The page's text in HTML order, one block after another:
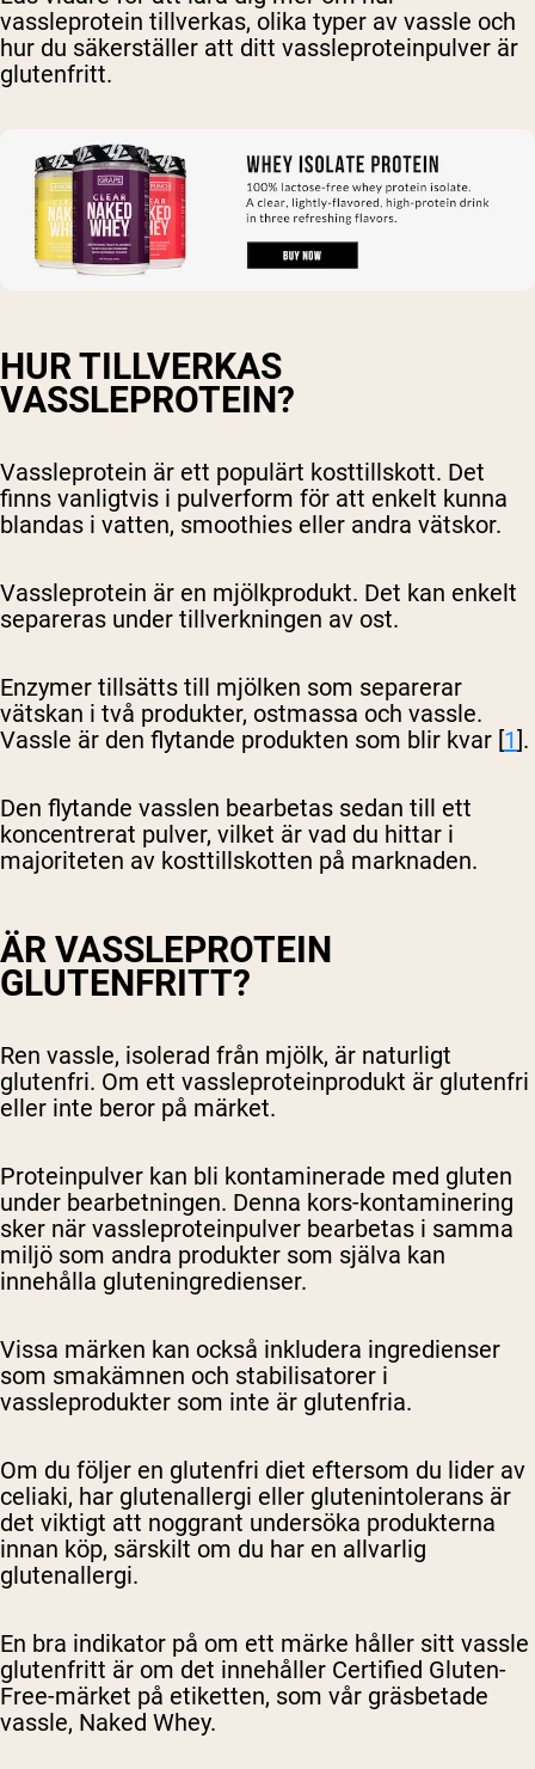
vassleprotein tillverkas, olika typer av vassle och
hur du säkerställer att ditt vassleproteinpulver är
glutenfritt.
HUR TILLVERKAS
VASSLEPROTEIN?
Vassleprotein är ett populärt kosttillskott. Det
finns vanligtvis i pulverform för att enkelt kunna
blandas i vatten, smoothies eller andra vätskor.
Vassleprotein är en mjölkprodukt. Det kan enkelt
separeras under tillverkningen av ost.
Enzymer tillsätts till mjölken som separerar
vätskan i två produkter, ostmassa och vassle.
Vassle är den flytande produkten som blir kvar [1].
Den flytande vasslen bearbetas sedan till ett
koncentrerat pulver, vilket är vad du hittar i
majoriteten av kosttillskotten på marknaden.
ÄR VASSLEPROTEIN
GLUTENFRITT?
Ren vassle, isolerad från mjölk, är naturligt
glutenfri. Om ett vassleproteinprodukt är glutenfri
eller inte beror på märket.
Proteinpulver kan bli kontaminerade med gluten
under bearbetningen. Denna kors-kontaminering
sker när vassleproteinpulver bearbetas i samma
miljö som andra produkter som själva kan
innehålla gluteningredienser.
Vissa märken kan också inkludera ingredienser
som smakämnen och stabilisatorer i
vassleprodukter som inte är glutenfria.
Om du följer en glutenfri diet eftersom du lider av
celiaki, har glutenallergi eller glutenintolerans är
det viktigt att noggrant undersöka produkterna
innan köp, särskilt om du har en allvarlig
glutenallergi.
En bra indikator på om ett märke håller sitt vassle
glutenfritt är om det innehåller Certified Gluten-
Free-märket på etiketten, som vår gräsbetade
vassle, Naked Whey.